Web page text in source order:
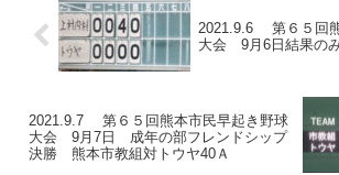
2021.9.6 第６５回
大会 9月6日結果の
2021.9.7 第６５回熊本市民早起き野球
大会 9月7日 成年の部フレンドシップ
決勝 熊本市教組対トウヤ40Ａ